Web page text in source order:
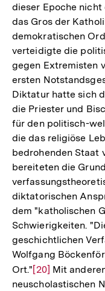
dieser Epoche
das Gros der
demokratischen
verteidigte die
gegen Extremisten
ersten
Diktatur hatte sich
die Priester und
für den politisch-
die das religiöse
bedrohenden Staat
bereiteten die
diktatorischen
dem "katholischen
Schwierigkeiten.
geschichtlichen
Wolfgang
Ort."Zur
Auflösung
[20] Mit
neuscholastischen